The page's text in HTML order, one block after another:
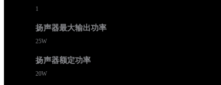
1
扬声器最大输出功率
25W
扬声器额定功率
20W